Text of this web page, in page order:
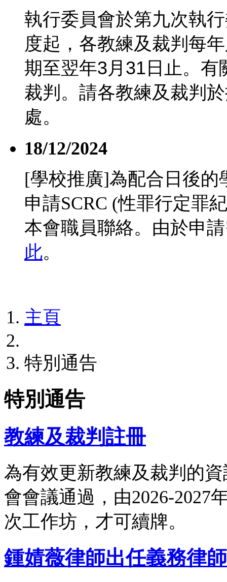
執行委員會於第九次執
度起，各教練及裁判每
期至翌年3月 31 日止。
裁判。請各教練及裁判
處。
18/12/2024
[學校推廣]為配合日後的
申請SCRC (性罪行定罪
本會職員聯絡。由於申
此。
主頁
特別通告
特別通告
教練及裁判註冊
為有效更新教練及裁判的
會會議通過，由2026-2027
次工作坊，才可續牌。
鍾婧薇律師出任義務律師